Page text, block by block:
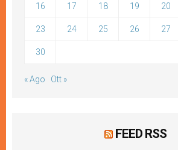
16 17 18 19 20
23 24 25 26 27
30
« Ago Ott »
FEED RSS